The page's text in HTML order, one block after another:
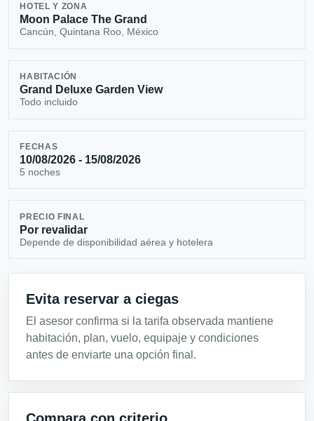
HOTEL Y ZONA
Moon Palace The Grand
Cancún, Quintana Roo, México
HABITACIÓN
Grand Deluxe Garden View
Todo incluido
FECHAS
10/08/2026 - 15/08/2026
5 noches
PRECIO FINAL
Por revalidar
Depende de disponibilidad aérea y hotelera
Evita reservar a ciegas
El asesor confirma si la tarifa observada mantiene
habitación, plan, vuelo, equipaje y condiciones
antes de enviarte una opción final.